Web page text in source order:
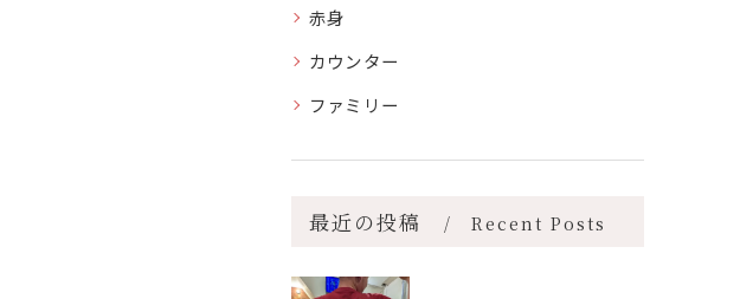
赤身
カウンター
ファミリー
最近の投稿 Recent Posts